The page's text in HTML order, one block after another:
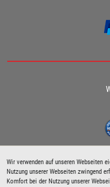
Wir verwenden auf unseren Webseiten
Nutzung unserer Webseiten zwingend
Komfort bei der Nutzung unserer